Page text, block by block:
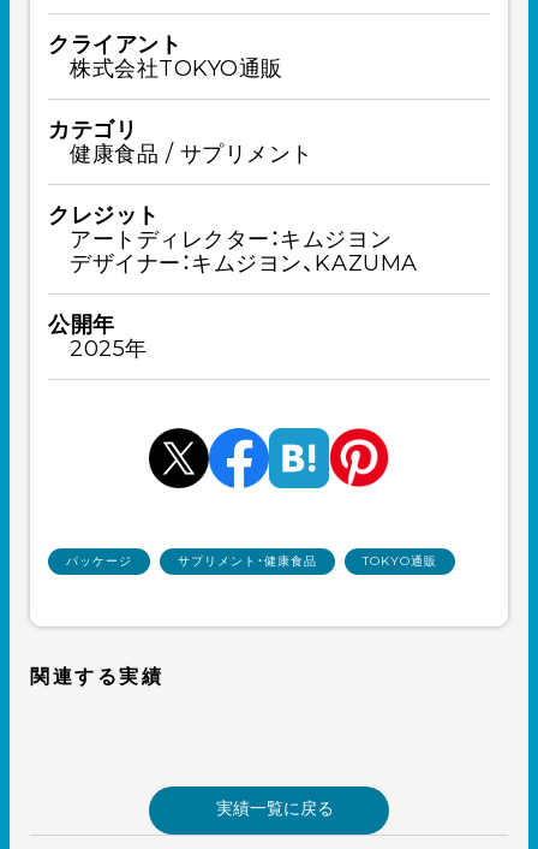
クライアント
株式会社TOKYO通販
カテゴリ
健康食品 / サプリメント
クレジット
アートディレクター：キムジヨン
デザイナー：キムジヨン、KAZUMA
公開年
2025年
パッケージ サプリメント・健康食品 TOKYO通販
関連する実績
実績一覧に戻る